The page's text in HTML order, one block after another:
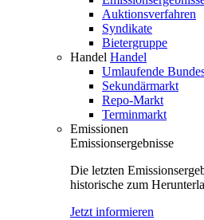
Auktionsverfahren
Syndikate
Bietergruppe
Handel Handel
Umlaufende
Sekundärmarkt
Repo-Markt
Terminmarkt
Emissionen
Emissionsergebnisse
Die letzten
historische zum
Jetzt informieren